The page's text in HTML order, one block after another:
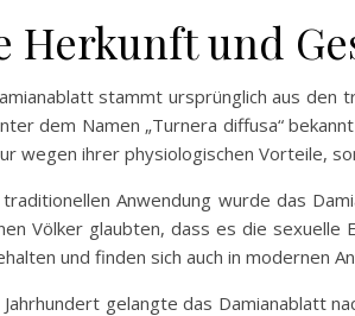
Herkunft und
stammt ursprünglich aus den
dem Namen „Turnera diffusa“
wegen ihrer physiologischen Vorteile,
Anwendung wurde das
Völker glaubten, dass es die
und finden sich auch in modernen
Jahrhundert gelangte das Damianablatt